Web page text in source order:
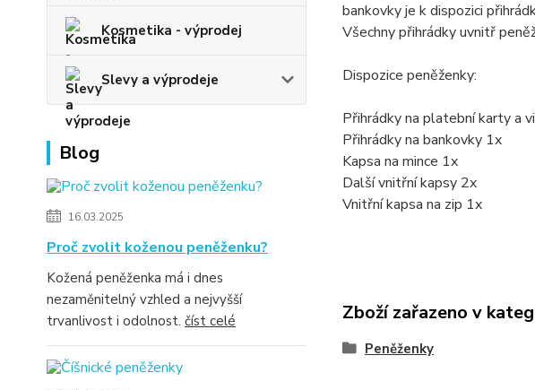
Kosmetika - výprodej
Slevy a výprodeje
Blog
16.03.2025
Proč zvolit koženou peněženku?
Kožená peněženka má i dnes
nezaměnitelný vzhled a nejvyšší
trvanlivost i odolnost. číst celé
bankovky je k dispozici
Všechny přihrádky uvnitř
Dispozice peněženky:
Přihrádky na platební karty a
Přihrádky na bankovky 1x
Kapsa na mince 1x
Další vnitřní kapsy 2x
Vnitřní kapsa na zip 1x
Zboží zařazeno v
Peněženky